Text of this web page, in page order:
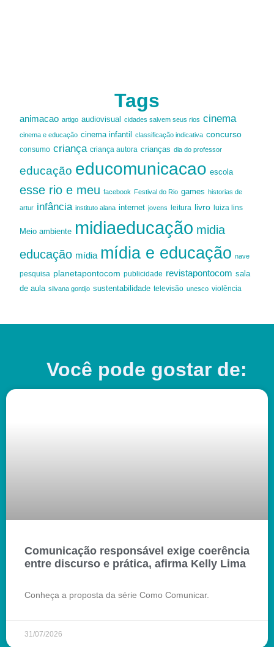
Tags
animacao artigo audiovisual cidades salvem seus rios cinema
cinema e educação cinema infantil classificação indicativa concurso
consumo criança criança autora crianças dia do professor
educação educomunicacao escola
esse rio e meu facebook Festival do Rio games historias de
artur infância instituto alana internet jovens leitura livro luiza lins
Meio ambiente midiaeducação midia
educação mídia mídia e educação nave
pesquisa planetapontocom publicidade revistapontocom sala
de aula silvana gontijo sustentabilidade televisão unesco violência
Você pode gostar de:
Comunicação responsável exige coerência
entre discurso e prática, afirma Kelly Lima
Conheça a proposta da série Como Comunicar.
31/07/2026